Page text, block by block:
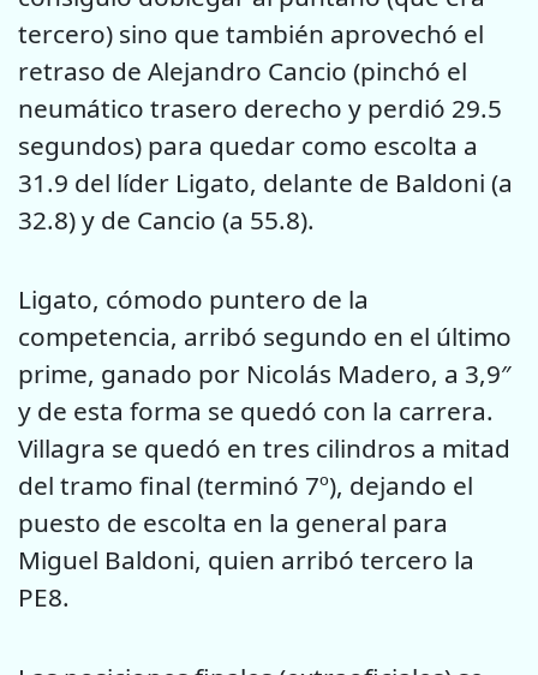
tercero) sino que también aprovechó el
retraso de Alejandro Cancio (pinchó el
neumático trasero derecho y perdió 29.5
segundos) para quedar como escolta a
31.9 del líder Ligato, delante de Baldoni (a
32.8) y de Cancio (a 55.8).
Ligato, cómodo puntero de la
competencia, arribó segundo en el último
prime, ganado por Nicolás Madero, a 3,9″
y de esta forma se quedó con la carrera.
Villagra se quedó en tres cilindros a mitad
del tramo final (terminó 7º), dejando el
puesto de escolta en la general para
Miguel Baldoni, quien arribó tercero la
PE8.